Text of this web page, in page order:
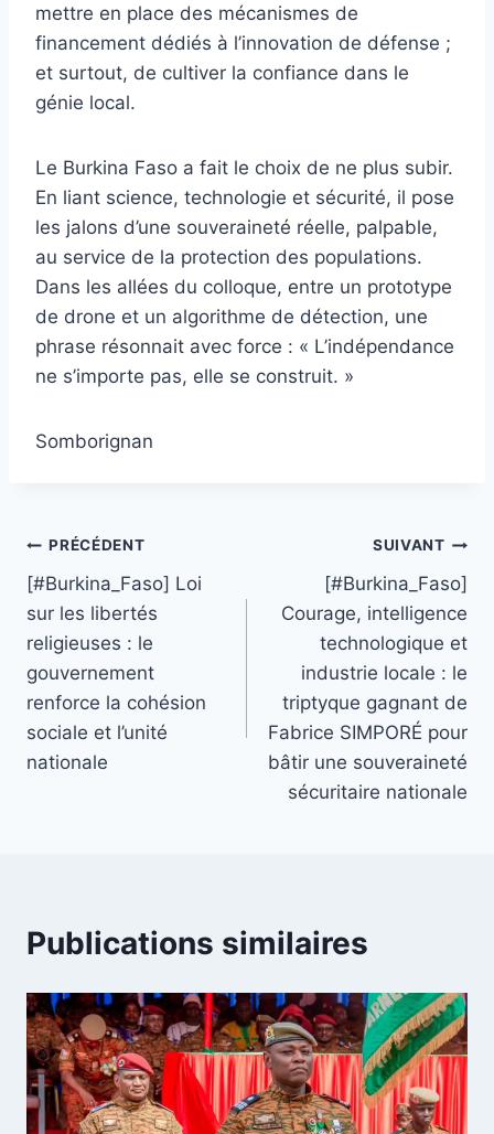
mettre en place des mécanismes de
financement dédiés à l’innovation de défense ;
et surtout, de cultiver la confiance dans le
génie local.
Le Burkina Faso a fait le choix de ne plus subir.
En liant science, technologie et sécurité, il pose
les jalons d’une souveraineté réelle, palpable,
au service de la protection des populations.
Dans les allées du colloque, entre un prototype
de drone et un algorithme de détection, une
phrase résonnait avec force : « L’indépendance
ne s’importe pas, elle se construit. »
Somborignan
Navigation
de
l’article
PRÉCÉDENT
[#Burkina_Faso] Loi
sur les libertés
religieuses : le
gouvernement
renforce la cohésion
sociale et l’unité
nationale
SUIVANT
[#Burkina_Faso]
Courage, intelligence
technologique et
industrie locale : le
triptyque gagnant de
Fabrice SIMPORÉ pour
bâtir une souveraineté
sécuritaire nationale
Publications similaires